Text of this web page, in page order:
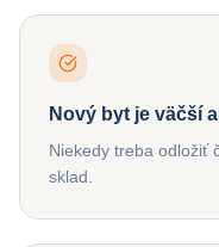
Nový byt je väčší
Niekedy treba odložiť
sklad.